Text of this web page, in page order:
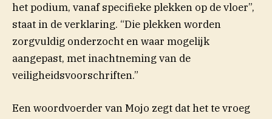
het podium, vanaf specifieke plekken op de vloer”,
staat in de verklaring. “Die plekken worden
zorgvuldig onderzocht en waar mogelijk
aangepast, met inachtneming van de
veiligheidsvoorschriften.”
Een woordvoerder van Mojo zegt dat het te vroeg